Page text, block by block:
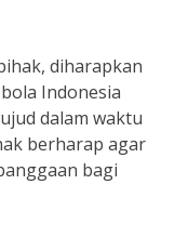
diharapkan
Indonesia
dalam waktu
berharap agar
bagi